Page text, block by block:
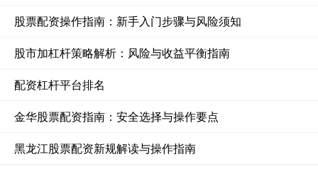
股票配资操作指南：新手入门步骤与风险须知
股市加杠杆策略解析：风险与收益平衡指南
配资杠杆平台排名
金华股票配资指南：安全选择与操作要点
黑龙江股票配资新规解读与操作指南